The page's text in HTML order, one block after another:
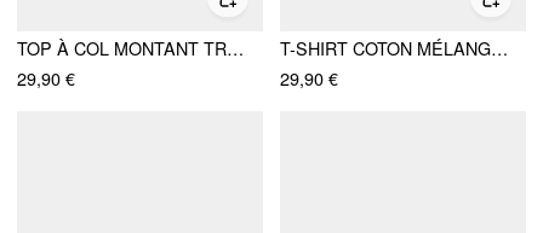
TOP À COL MONTANT TRÈS EXTENSIBLE, MANCHES BOUFFANTES, DÉCOUPE FRONCÉE
29,90 €
T-SHIRT COTON MÉLANGÉ CŒUR LAPIN DENTELLE
29,90 €